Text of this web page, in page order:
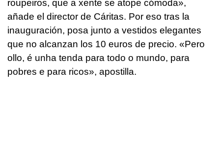
roupeiros, que a xente se atope cómoda»,
añade el director de Cáritas. Por eso tras la
inauguración, posa junto a vestidos elegantes
que no alcanzan los 10 euros de precio. «Pero
ollo, é unha tenda para todo o mundo, para
pobres e para ricos», apostilla.